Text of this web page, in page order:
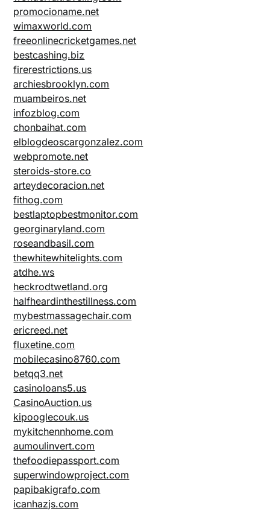
promocioname.net
wimaxworld.com
freeonlinecricketgames.net
bestcashing.biz
firerestrictions.us
archiesbrooklyn.com
muambeiros.net
infozblog.com
chonbaihat.com
elblogdeoscargonzalez.com
webpromote.net
steroids-store.co
arteydecoracion.net
fithog.com
bestlaptopbestmonitor.com
georginaryland.com
roseandbasil.com
thewhitewhitelights.com
atdhe.ws
heckrodtwetland.org
halfheardinthestillness.com
mybestmassagechair.com
ericreed.net
fluxetine.com
mobilecasino8760.com
betqq3.net
casinoloans5.us
CasinoAuction.us
kipooglecouk.us
mykitchennhome.com
aumoulinvert.com
thefoodiepassport.com
superwindowproject.com
papibakigrafo.com
icanhazjs.com